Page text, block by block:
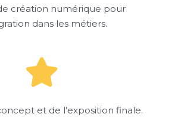
création numérique pour
dans les métiers.
et de l’exposition finale.